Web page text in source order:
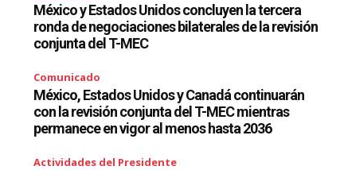
México y Estados Unidos concluyen la tercera
ronda de negociaciones bilaterales de la revisión
conjunta del T-MEC
Comunicado
México, Estados Unidos y Canadá continuarán
con la revisión conjunta del T-MEC mientras
permanece en vigor al menos hasta 2036
Actividades del Presidente